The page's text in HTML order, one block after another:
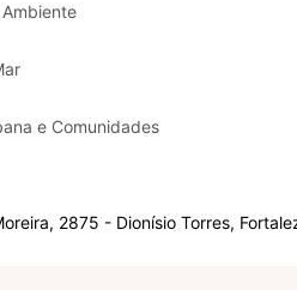
e Comunidades
2875 - Dionísio Torres,